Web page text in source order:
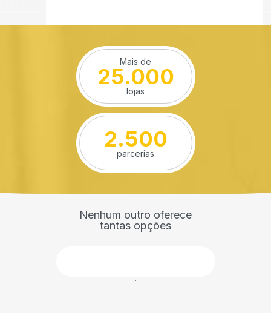
Mais de
25.000
lojas
2.500
parcerias
Nenhum outro oferece
tantas opções